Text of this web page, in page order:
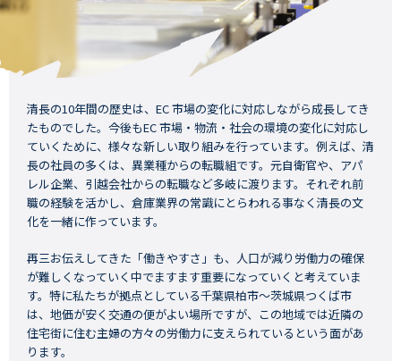
清長の10年間の歴史は、EC 市場の変化に対応しながら成長してき
たものでした。今後もEC 市場・物流・社会の環境の変化に対応し
ていくために、様々な新しい取り組みを行っています。例えば、清
長の社員の多くは、異業種からの転職組です。元自衛官や、アパ
レル企業、引越会社からの転職など多岐に渡ります。それぞれ前
職の経験を活かし、倉庫業界の常識にとらわれる事なく清長の文
化を一緒に作っています。
再三お伝えしてきた「働きやすさ」も、人口が減り労働力の確保
が難しくなっていく中でますます重要になっていくと考えていま
す。特に私たちが拠点としている千葉県柏市～茨城県つくば市
は、地価が安く交通の便がよい場所ですが、この地域では近隣の
住宅街に住む主婦の方々の労働力に支えられているという面があ
ります。